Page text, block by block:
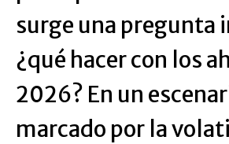
surge una pregunta
¿qué hacer con los
2026? En un
marcado por la